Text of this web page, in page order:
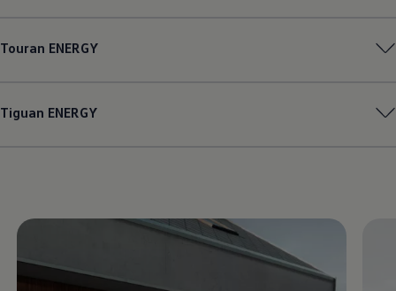
Touran ENERGY
Tiguan ENERGY